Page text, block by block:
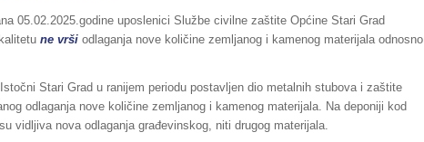
05.02.2025.godine uposlenici Službe civilne zaštite Općine Stari Grad
ne vrši odlaganja nove količine zemljanog i kamenog materijala odnosno
Stari Grad u ranijem periodu postavljen dio metalnih stubova i zaštite
odlaganja nove količine zemljanog i kamenog materijala. Na deponiji kod
vidljiva nova odlaganja građevinskog, niti drugog materijala.